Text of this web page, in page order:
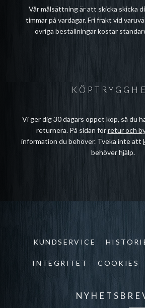
Vår målsättning är att skicka skicka
timmar på vardagar. Fri frakt vid
övriga beställningar kostar
Vi ger dig 30 dagars öppet köp, så du
returnera. På sidan förretur och
information du behöver. Tveka inte att
behöver hjälp.
KUNDSERVICE
INTEGRITET COOKIES